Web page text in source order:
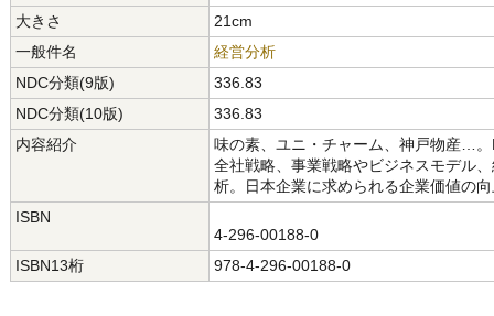
大きさ
21cm
一般件名
経営分析
NDC分類(9版)
336.83
NDC分類(10版)
336.83
内容紹介
味の素、ユニ・チャーム、神戸物産…
全社戦略、事業戦略やビジネスモデル
析。日本企業に求められる企業価値の
ISBN
4-296-00188-0
ISBN13桁
978-4-296-00188-0